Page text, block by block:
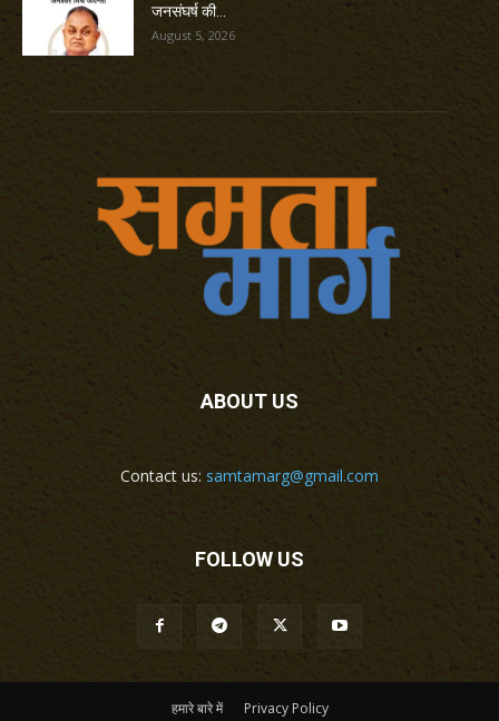
जनसंघर्ष की...
August 5, 2026
ABOUT US
Contact us: samtamarg@gmail.com
FOLLOW US
हमारे बारे में Privacy Policy